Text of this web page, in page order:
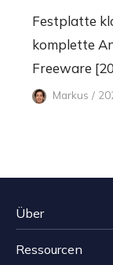
Festplatte
komplette
Freeware
Markus /
Über
Impressum
Ressourcen